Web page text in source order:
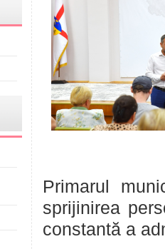
Primarul
sprijinirea
constantă a